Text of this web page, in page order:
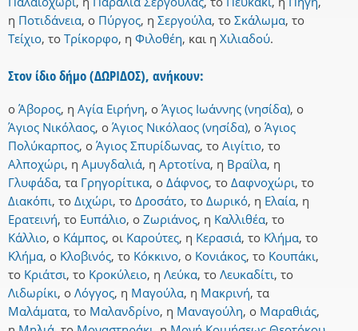
η Ποτιδάνεια, ο Πύργος, η Σεργούλα, το Σκάλωμα, το
Τείχιο, το Τρίκορφο, η Φιλοθέη, και η Χιλιαδού.
Στον ίδιο δήμο (ΔΩΡΙΔΟΣ), ανήκουν:
ο Άβορος, η Αγία Ειρήνη, ο Άγιος Ιωάννης (νησίδα), ο
Άγιος Νικόλαος, ο Άγιος Νικόλαος (νησίδα), ο Άγιος
Πολύκαρπος, ο Άγιος Σπυρίδωνας, το Αιγίτιο, το
Αλποχώρι, η Αμυγδαλιά, η Αρτοτίνα, η Βραΐλα, η
Γλυφάδα, τα Γρηγορίτικα, ο Δάφνος, το Δαφνοχώρι, το
Διακόπι, το Διχώρι, το Δροσάτο, το Δωρικό, η Ελαία, η
Ερατεινή, το Ευπάλιο, ο Ζωριάνος, η Καλλιθέα, το
Κάλλιο, ο Κάμπος, οι Καρούτες, η Κερασιά, το Κλήμα, το
Κλήμα, ο Κλοβινός, το Κόκκινο, ο Κονιάκος, το Κουπάκι,
το Κριάτσι, το Κροκύλειο, η Λεύκα, το Λευκαδίτι, το
Λιδωρίκι, ο Λόγγος, η Μαγούλα, η Μακρινή, τα
Μαλάματα, το Μαλανδρίνο, η Μαναγούλη, ο Μαραθιάς,